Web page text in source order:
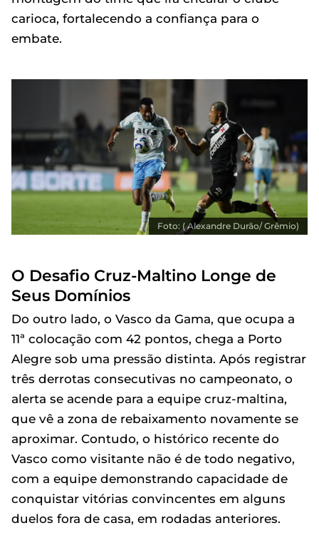
carioca, fortalecendo a confiança para o
embate.
Foto: ( Alexandre Durão/ Grêmio)
O Desafio Cruz-Maltino Longe de
Seus Domínios
Do outro lado, o Vasco da Gama, que ocupa a
11ª colocação com 42 pontos, chega a Porto
Alegre sob uma pressão distinta. Após registrar
três derrotas consecutivas no campeonato, o
alerta se acende para a equipe cruz-maltina,
que vê a zona de rebaixamento novamente se
aproximar. Contudo, o histórico recente do
Vasco como visitante não é de todo negativo,
com a equipe demonstrando capacidade de
conquistar vitórias convincentes em alguns
duelos fora de casa, em rodadas anteriores.